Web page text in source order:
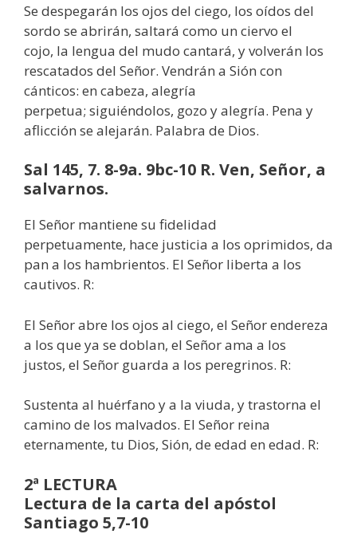
Se despegarán los ojos del ciego, los oídos del
sordo se abrirán, saltará como un ciervo el
cojo, la lengua del mudo cantará, y volverán los
rescatados del Señor. Vendrán a Sión con
cánticos: en cabeza, alegría
perpetua; siguiéndolos, gozo y alegría. Pena y
aflicción se alejarán. Palabra de Dios.
Sal 145, 7. 8-9a. 9bc-10 R. Ven, Señor, a
salvarnos.
El Señor mantiene su fidelidad
perpetuamente, hace justicia a los oprimidos, da
pan a los hambrientos. El Señor liberta a los
cautivos. R:
El Señor abre los ojos al ciego, el Señor endereza
a los que ya se doblan, el Señor ama a los
justos, el Señor guarda a los peregrinos. R:
Sustenta al huérfano y a la viuda, y trastorna el
camino de los malvados. El Señor reina
eternamente, tu Dios, Sión, de edad en edad. R:
2ª LECTURA
Lectura de la carta del apóstol
Santiago 5,7-10